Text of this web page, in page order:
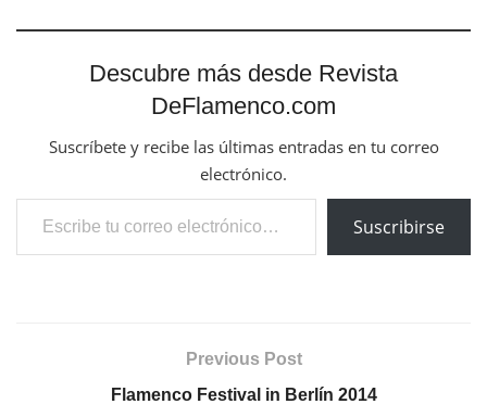
Descubre más desde Revista
DeFlamenco.com
Suscríbete y recibe las últimas entradas en tu correo
electrónico.
Escribe tu correo electrónico…
Suscribirse
Previous Post
Flamenco Festival in Berlín 2014